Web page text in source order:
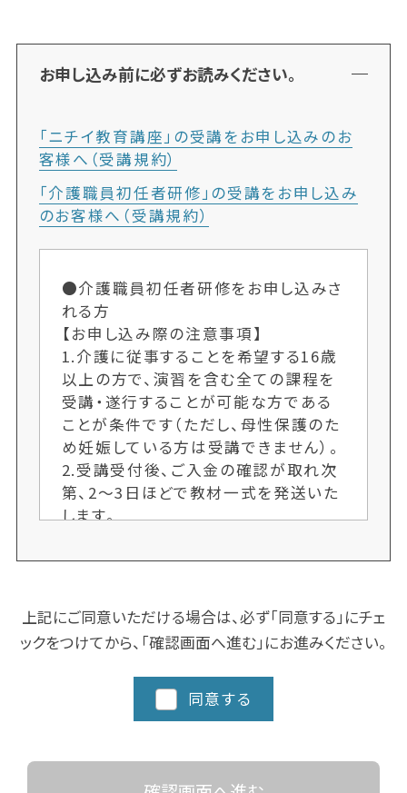
お申し込み前に必ずお読みください。
「ニチイ教育講座」の受講をお申し込みのお
客様へ（受講規約）
「介護職員初任者研修」の受講をお申し込み
のお客様へ（受講規約）
●介護職員初任者研修をお申し込みさ
れる方
【お申し込み際の注意事項】
1.介護に従事することを希望する16歳
以上の方で、演習を含む全ての課程を
受講・遂行することが可能な方である
ことが条件です（ただし、母性保護のた
め妊娠している方は受講できません）。
2.受講受付後、ご入金の確認が取れ次
第、2〜3日ほどで教材一式を発送いた
します。
数の場合、次回開講までお待ちいただ
はお早めにお願いします。又、人数によ
り開講しない場合もございます。ご了承
ください。
4.クラスにより日程や時間を変更する
場合がございますので、ご了承くださ
加カリキュラム、実習など時間数が異
なる場合がありますので、詳細な日程
上記にご同意いただける場合は、必ず「同意する」にチェ
ックをつけてから、「確認画面へ進む」にお進みください。
同意する